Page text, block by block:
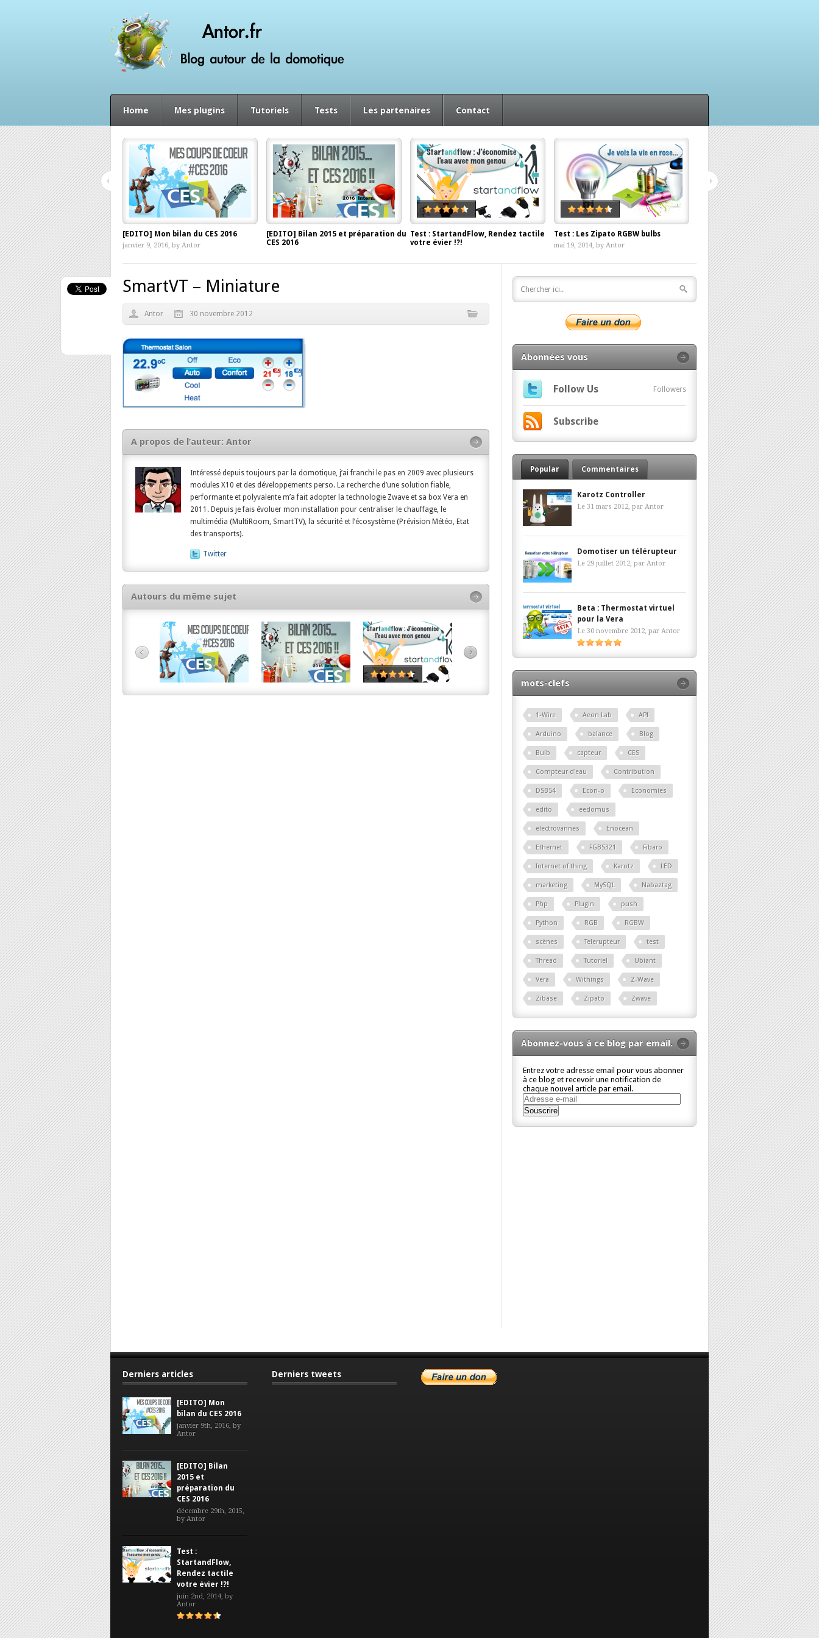
Home Mes plugins Tutoriels Tests Les partenaires Contact
[EDITO] Mon bilan du CES 2016
janvier 9, 2016, by Antor
[EDITO] Bilan 2015 et préparation du
CES 2016
Test : StartandFlow, Rendez tactile
votre évier !?!
Test : Les Zipato RGBW bulbs
mai 19, 2014, by Antor
Withings, ça push ma balance ?
avril 12, 2014, byAntor
SmartVT – Miniature
Antor 30 novembre 2012
A propos de l’auteur: Antor
Intéressé depuis toujours par la domotique, j’ai franchi le pas en 2009 avec plusieurs
modules X10 et des développements perso. La recherche d’une solution fiable,
performante et polyvalente m’a fait adopter la technologie Zwave et sa box Vera en
2011. Depuis je fais évoluer mon installation pour centraliser le chauffage, le
multimédia (MultiRoom, SmartTV), la sécurité et l’écosystème (Prévision Météo, Etat
des transports).
Twitter
Autours du même sujet
Abonnées vous
Follow Us Followers
Subscribe
Popular Commentaires
Karotz Controller
Le 31 mars 2012, par Antor
Domotiser un télérupteur
Le 29 juillet 2012, par Antor
Beta : Thermostat virtuel
pour la Vera
Le 30 novembre 2012, par Antor
mots-clefs
1-Wire Aeon Lab API
Arduino balance Blog
Bulb capteur CES
Compteur d'eau Contribution
DSB54 Econ-o Economies
edito eedomus
electrovannes Enocean
Ethernet FGBS321 Fibaro
Internet of thing Karotz LED
marketing MySQL Nabaztag
Php Plugin push
Python RGB RGBW
scènes Telerupteur test
Thread Tutoriel Ubiant
Vera Withings Z-Wave
Zibase Zipato Zwave
Abonnez-vous à ce blog par email.
Entrez votre adresse email pour vous abonner
à ce blog et recevoir une notification de
chaque nouvel article par email.
Adresse
e-
mail
Souscrire
Derniers articles
[EDITO] Mon
bilan du CES 2016
janvier 9th, 2016, by
Antor
[EDITO] Bilan
2015 et
préparation du
CES 2016
décembre 29th, 2015,
by Antor
Test :
StartandFlow,
Rendez tactile
votre évier !?!
juin 2nd, 2014, by
Antor
Derniers tweets